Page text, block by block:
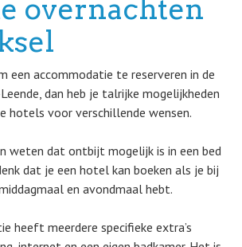
overnachten
een accommodatie te reserveren in de
dan heb je talrijke mogelijkheden
hotels voor verschillende wensen.
weten dat ontbijt mogelijk is in een bed
dat je een hotel kan boeken als je bij
en avondmaal hebt.
heeft meerdere specifieke extra’s